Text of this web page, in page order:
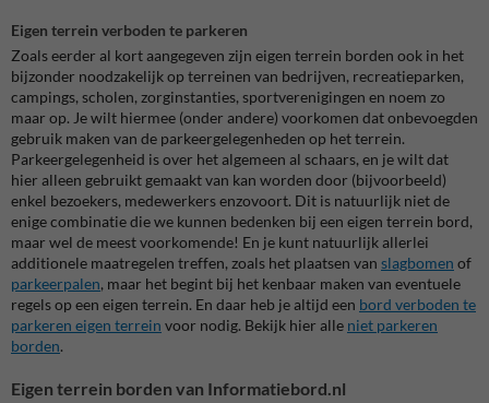
Eigen terrein verboden te parkeren
Zoals eerder al kort aangegeven zijn eigen terrein borden ook in het
bijzonder noodzakelijk op terreinen van bedrijven, recreatieparken,
campings, scholen, zorginstanties, sportverenigingen en noem zo
maar op. Je wilt hiermee (onder andere) voorkomen dat onbevoegden
gebruik maken van de parkeergelegenheden op het terrein.
Parkeergelegenheid is over het algemeen al schaars, en je wilt dat
hier alleen gebruikt gemaakt van kan worden door (bijvoorbeeld)
enkel bezoekers, medewerkers enzovoort. Dit is natuurlijk niet de
enige combinatie die we kunnen bedenken bij een eigen terrein bord,
maar wel de meest voorkomende! En je kunt natuurlijk allerlei
additionele maatregelen treffen, zoals het plaatsen van slagbomen of
parkeerpalen, maar het begint bij het kenbaar maken van eventuele
regels op een eigen terrein. En daar heb je altijd een bord verboden te
parkeren eigen terrein voor nodig. Bekijk hier alle niet parkeren
borden.
Eigen terrein borden van Informatiebord.nl